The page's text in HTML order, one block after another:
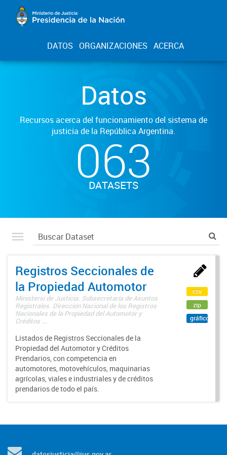
DATOS ORGANIZACIONES ACERCA
Datos
Recursos acerca del funcionamiento del sistema de
justicia de la República Argentina.
063
DATASETS
Registros Seccionales de
la Propiedad Automotor
Ministerio de Justicia. Subsecretaría de Asuntos
Registrales. Dirección Nacional de los Registros
Nacionales de la Propiedad del Automotor y
Créditos ...
Listados de Registros Seccionales de la
Propiedad del Automotor y Créditos
Prendarios, con competencia en
automotores, motovehículos, maquinarias
agrícolas, viales e industriales y de créditos
prendarios de todo el país.
csv
zip
gráfico